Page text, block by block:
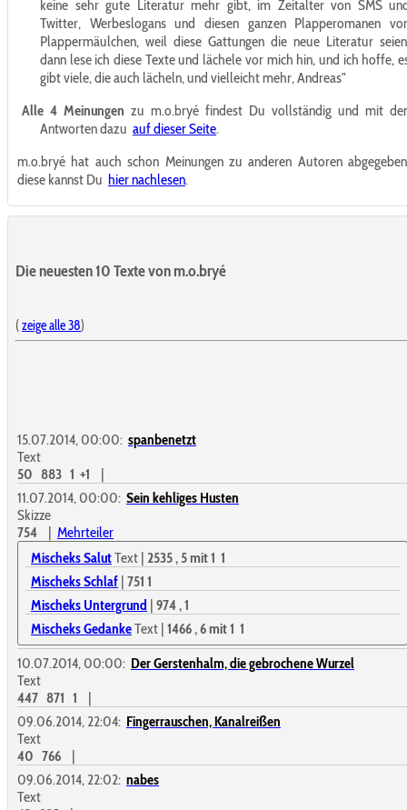
keine sehr gute Literatur mehr gibt, im Zeitalter von SMS
Twitter, Werbeslogans und diesen ganzen Plapperomanen
Plappermäulchen, weil diese Gattungen die neue Literatur
dann lese ich diese Texte und lächele vor mich hin, und ich hoffe,
gibt viele, die auch lächeln, und vielleicht mehr, Andreas"
Alle 4 Meinungen zu m.o.bryé findest Du vollständig und mit
Antworten dazu auf dieser Seite.
m.o.bryé hat auch schon Meinungen zu anderen Autoren
diese kannst Du hier nachlesen.
Die neuesten 10 Texte von m.o.bryé
(zeige alle 38)
15.07.2014, 00:00: spanbenetzt
Text
50 883 1 +1
|
11.07.2014, 00:00: Sein kehliges Husten
Skizze
754
| Mehrteiler
Mischeks SalutText | 2535, 5mit 1 1
Mischeks Schlaf | 751 1
Mischeks Untergrund | 974, 1
Mischeks GedankeText | 1466, 6mit 1 1
10.07.2014, 00:00: Der Gerstenhalm, die gebrochene Wurzel
Text
447 871 1
|
09.06.2014, 22:04: Fingerrauschen, Kanalreißen
Text
40 766
|
09.06.2014, 22:02: nabes
Text